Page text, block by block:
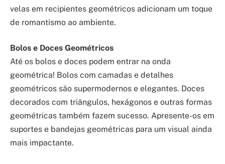
velas em recipientes geométricos adicionam um toque
de romantismo ao ambiente.
Bolos e Doces Geométricos
Até os bolos e doces podem entrar na onda
geométrica! Bolos com camadas e detalhes
geométricos são supermodernos e elegantes. Doces
decorados com triângulos, hexágonos e outras formas
geométricas também fazem sucesso. Apresente-os em
suportes e bandejas geométricas para um visual ainda
mais impactante.